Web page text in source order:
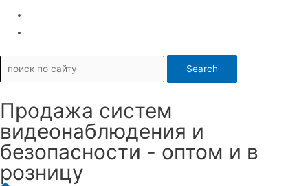
Search
Продажа систем
видеонаблюдения и
безопасности - оптом и в
розницу